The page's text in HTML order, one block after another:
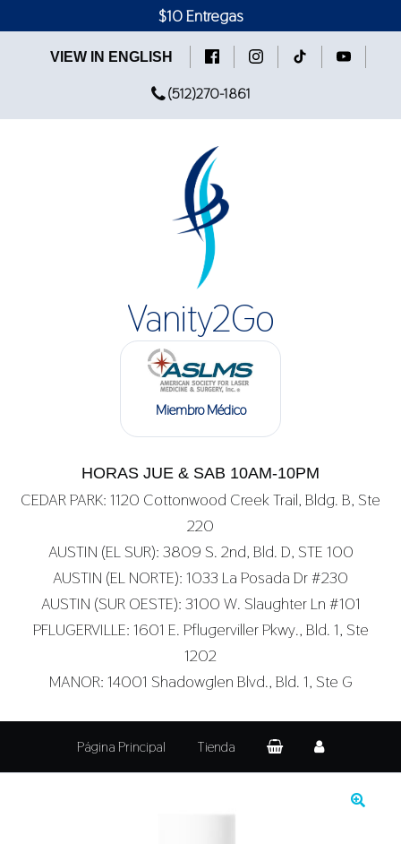
$10 Entregas
VIEW IN ENGLISH
(512)270-1861
Vanity2Go
Miembro Médico
HORAS JUE & SAB 10AM-10PM
CEDAR PARK: 1120 Cottonwood Creek Trail, Bldg. B, Ste
220
AUSTIN (EL SUR): 3809 S. 2nd, Bld. D, STE 100
AUSTIN (EL NORTE): 1033 La Posada Dr #230
AUSTIN (SUR OESTE): 3100 W. Slaughter Ln #101
PFLUGERVILLE: 1601 E. Pflugerviller Pkwy., Bld. 1, Ste
1202
MANOR: 14001 Shadowglen Blvd., Bld. 1, Ste G
Página Principal Tienda